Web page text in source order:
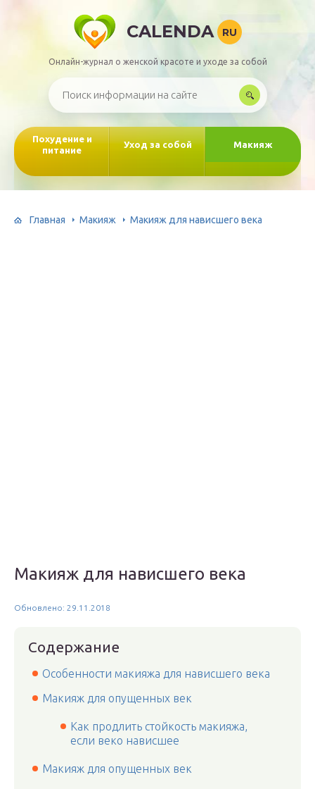
CALENDA RU
Онлайн-журнал о женской красоте и уходе за собой
Похудение и
питание
Уход за собой Макияж
Главная Макияж Макияж для нависшего века
Макияж для нависшего века
Обновлено: 29.11.2018
Содержание
Особенности макияжа для нависшего века
Макияж для опущенных век
Как продлить стойкость макияжа,
если веко нависшее
Макияж для опущенных век